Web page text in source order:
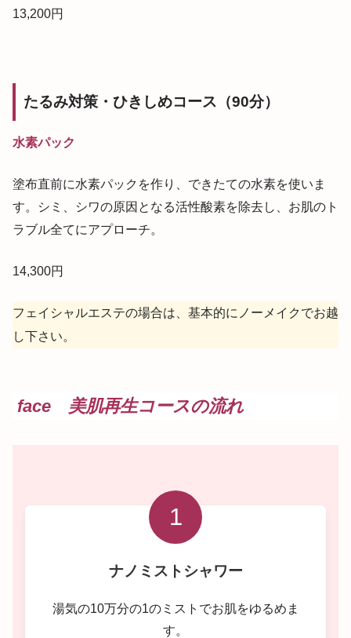
13,200円
たるみ対策・ひきしめコース（90分）
水素パック
塗布直前に水素パックを作り、できたての水素を使いま
す。シミ、シワの原因となる活性酸素を除去し、お肌のト
ラブル全てにアプローチ。
14,300円
フェイシャルエステの場合は、基本的にノーメイクでお越
し下さい。
face 美肌再生コースの流れ
1
ナノミストシャワー
湯気の10万分の1のミストでお肌をゆるめま
す。